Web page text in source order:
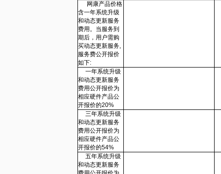
网康产品价格
含一年系统升级
和动态更新服务
费用。当服务到
期后，用户需购
买动态更新服务,
服务费公开报价
如下:
一年系统升级
和动态更新服务
费用公开报价为
相应硬件产品公
开报价的20%
三年系统升级
和动态更新服务
费用公开报价为
相应硬件产品公
开报价的54%
五年系统升级
和动态更新服务